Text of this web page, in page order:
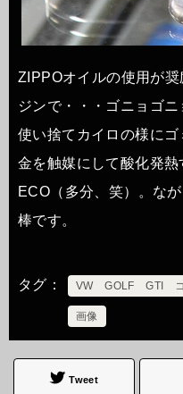
ZIPPOオイルの使用が
ジンで・・・ゴニョゴニ
使い捨てカイロの様に
金を触媒にして酸化発
ECO（多分、笑）。な
棒です。
タグ VW GOLF GTI コ
画像
Tweet